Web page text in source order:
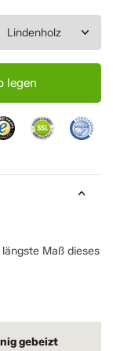
Maß dieses
gebeizt
legen